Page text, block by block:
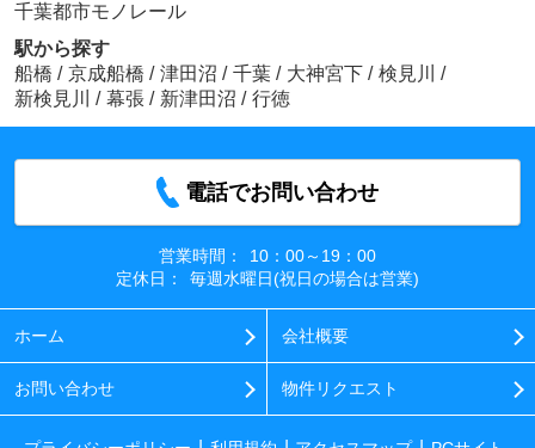
千葉都市モノレール
駅から探す
船橋 / 京成船橋 / 津田沼 / 千葉 / 大神宮下 / 検見川 /
新検見川 / 幕張 / 新津田沼 / 行徳
電話でお問い合わせ
営業時間：
10：00～19：00
定休日：
毎週水曜日(祝日の場合は営業)
ホーム 会社概要
お問い合わせ 物件リクエスト